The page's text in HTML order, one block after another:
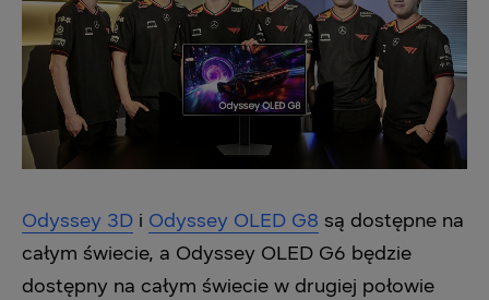
Odyssey 3D i Odyssey OLED G8 są dostępne na
całym świecie, a Odyssey OLED G6 będzie
dostępny na całym świecie w drugiej połowie